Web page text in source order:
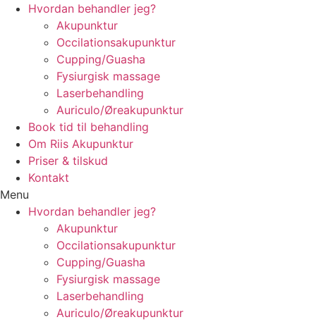
VidereHvordan behandler jeg?
Akupunktur
Occilationsakupunktur
Cupping/Guasha
Fysiurgisk massage
Laserbehandling
Auriculo/Øreakupunktur
Book tid til behandling
Om Riis Akupunktur
Priser & tilskud
Kontakt
Menu
Hvordan behandler jeg?
Akupunktur
Occilationsakupunktur
Cupping/Guasha
Fysiurgisk massage
Laserbehandling
Auriculo/Øreakupunktur